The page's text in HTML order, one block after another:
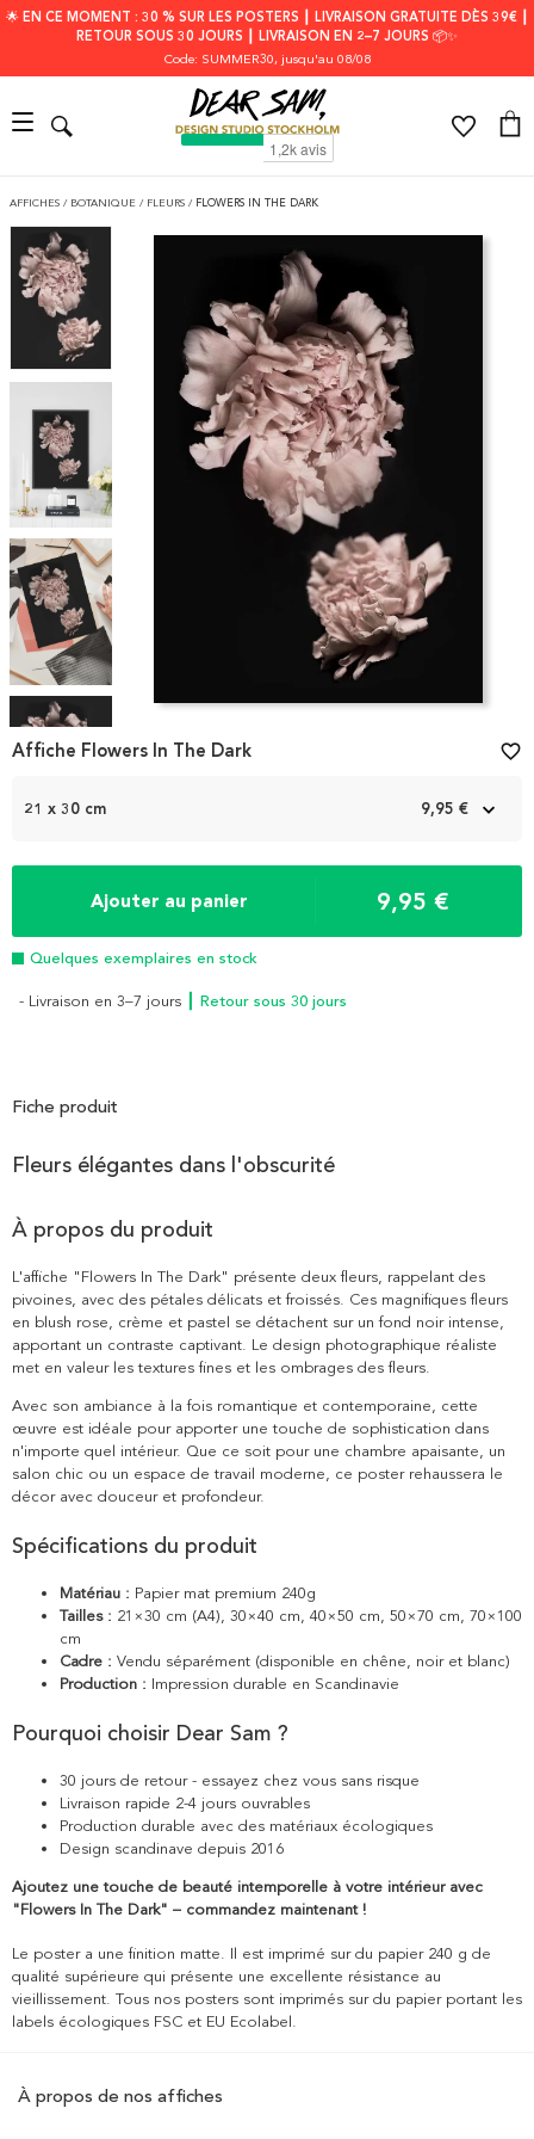
🌟 EN CE MOMENT : 30 % SUR LES POSTERS ┃ LIVRAISON GRATUITE DÈS 39€ ┃
RETOUR SOUS 30 JOURS ┃ LIVRAISON EN 2–7 JOURS 📦✨
Code: SUMMER30, jusqu'au 08/08
AFFICHES / BOTANIQUE / FLEURS / FLOWERS IN THE DARK
Item
1
21 x 30 cm 9,95 €
Ajouter au panier 9,95 €
Quelques exemplaires en stock
- Livraison en 3–7 jours ┃ Retour sous 30 jours
Affiche Flowers In The Dark favorite_border
Fiche produit
Fleurs élégantes dans l'obscurité
À propos du produit
L'affiche "Flowers In The Dark" présente deux fleurs, rappelant des
pivoines, avec des pétales délicats et froissés. Ces magnifiques fleurs
en blush rose, crème et pastel se détachent sur un fond noir intense,
apportant un contraste captivant. Le design photographique réaliste
met en valeur les textures fines et les ombrages des fleurs.
Avec son ambiance à la fois romantique et contemporaine, cette
œuvre est idéale pour apporter une touche de sophistication dans
n'importe quel intérieur. Que ce soit pour une chambre apaisante, un
salon chic ou un espace de travail moderne, ce poster rehaussera le
décor avec douceur et profondeur.
Spécifications du produit
Matériau : Papier mat premium 240g
Tailles : 21×30 cm (A4), 30×40 cm, 40×50 cm, 50×70 cm, 70×100
cm
Cadre : Vendu séparément (disponible en chêne, noir et blanc)
Production : Impression durable en Scandinavie
Pourquoi choisir Dear Sam ?
30 jours de retour - essayez chez vous sans risque
Livraison rapide 2-4 jours ouvrables
Production durable avec des matériaux écologiques
Design scandinave depuis 2016
Ajoutez une touche de beauté intemporelle à votre intérieur avec
"Flowers In The Dark" – commandez maintenant !
Le poster a une finition matte. Il est imprimé sur du papier 240 g de
qualité supérieure qui présente une excellente résistance au
vieillissement. Tous nos posters sont imprimés sur du papier portant les
labels écologiques FSC et EU Ecolabel.
À propos de nos affiches